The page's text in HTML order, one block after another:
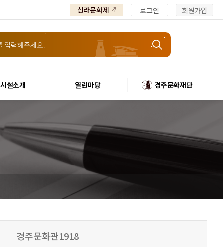
신라문화제 로그인 회원가입
시설소개 열린마당 경주문화재단
경주문화관1918